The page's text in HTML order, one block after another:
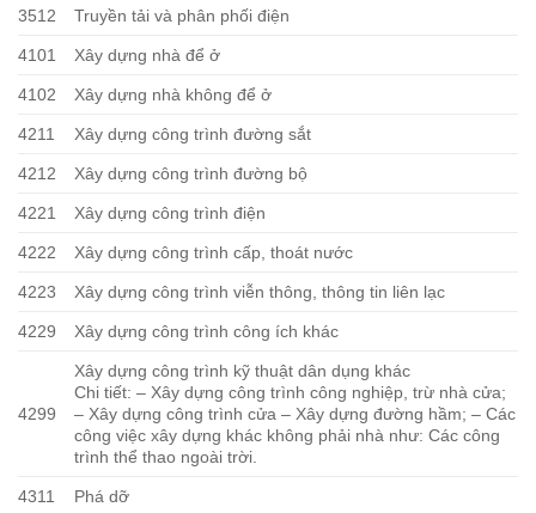
3512 Truyền tải và phân phối điện
4101 Xây dựng nhà để ở
4102 Xây dựng nhà không để ở
4211 Xây dựng công trình đường sắt
4212 Xây dựng công trình đường bộ
4221 Xây dựng công trình điện
4222 Xây dựng công trình cấp, thoát nước
4223 Xây dựng công trình viễn thông, thông tin liên lạc
4229 Xây dựng công trình công ích khác
4299
Xây dựng công trình kỹ thuật dân dụng khác
Chi tiết: – Xây dựng công trình công nghiệp, trừ nhà cửa;
– Xây dựng công trình cửa – Xây dựng đường hầm; – Các
công việc xây dựng khác không phải nhà như: Các công
trình thể thao ngoài trời.
4311 Phá dỡ